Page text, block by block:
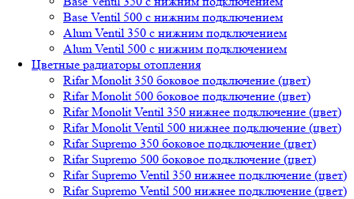
Base Ventil 500 с нижним подключением
Alum Ventil 350 с нижним подключением
Alum Ventil 500 с нижним подключением
Цветные радиаторы отопления
Rifar Monolit 350 боковое подключение (цвет)
Rifar Monolit 500 боковое подключение (цвет)
Rifar Monolit Ventil 350 нижнее подключение (цвет)
Rifar Monolit Ventil 500 нижнее подключение (цвет)
Rifar Supremo 350 боковое подключение (цвет)
Rifar Supremo 500 боковое подключение (цвет)
Rifar Supremo Ventil 350 нижнее подключение (цвет)
Rifar Supremo Ventil 500 нижнее подключение (цвет)